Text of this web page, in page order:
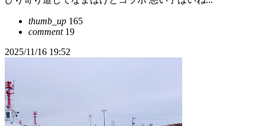
thumb_up 165
comment19
2025/11/16 19:52